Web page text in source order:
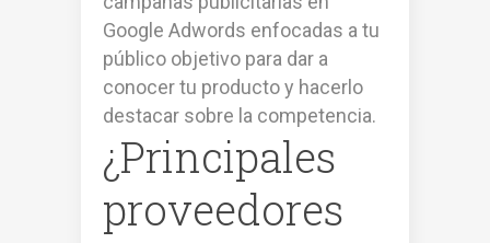
Google Adwords enfocadas a tu
público objetivo para dar a
conocer tu producto y hacerlo
destacar sobre la competencia.
¿Principales
proveedores